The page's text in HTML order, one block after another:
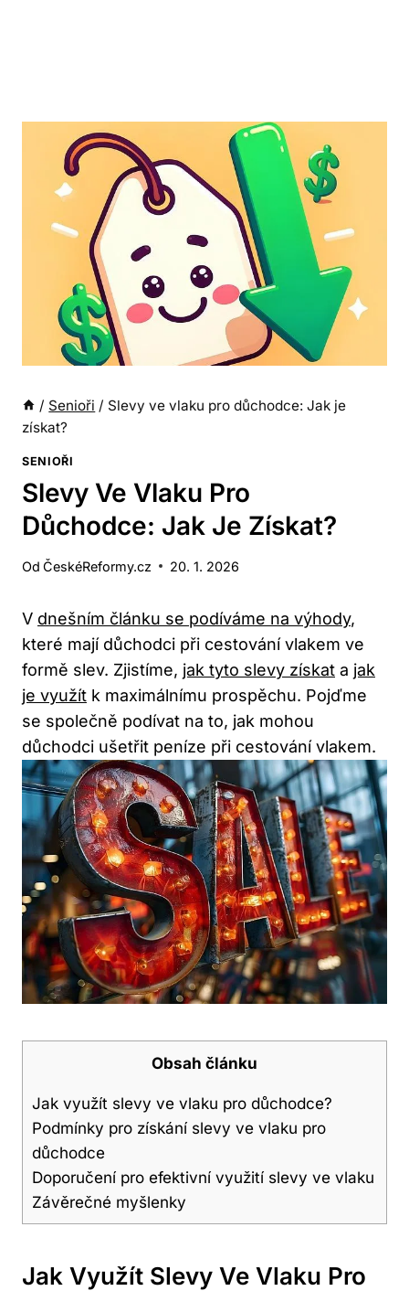
/ Senioři / Slevy ve vlaku pro důchodce: Jak je
získat?
SENIOŘI
Slevy Ve Vlaku Pro
Důchodce: Jak Je Získat?
Od ČeskéReformy.cz 20. 1. 2026
V dnešním článku se podíváme na výhody,
které mají důchodci při cestování vlakem ve
formě slev. Zjistíme, jak tyto slevy získat a jak
je využít k maximálnímu prospěchu. Pojďme
se společně podívat na to, jak mohou
důchodci ušetřit peníze při cestování vlakem.
Obsah článku
Jak využít slevy ve vlaku pro důchodce?
Podmínky pro získání slevy ve vlaku pro
důchodce
Doporučení pro efektivní využití slevy ve vlaku
Závěrečné myšlenky
Jak Využít Slevy Ve Vlaku Pro